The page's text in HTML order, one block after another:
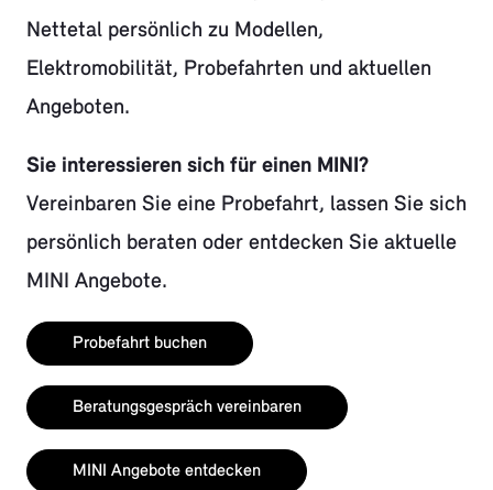
Nettetal persönlich zu Modellen,
Elektromobilität, Probefahrten und aktuellen
Angeboten.
Sie interessieren sich für einen MINI?
Vereinbaren Sie eine Probefahrt, lassen Sie sich
persönlich beraten oder entdecken Sie aktuelle
MINI Angebote.
Probefahrt buchen
Beratungsgespräch vereinbaren
MINI Angebote entdecken